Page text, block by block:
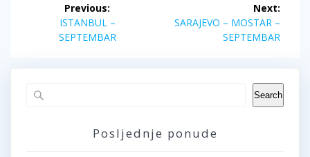
navigation
Previous:
Previous
post:
ISTANBUL –
SEPTEMBAR
Next:
Next
SARAJEVO – MOSTAR –
SEPTEMBAR
Search
Posljednje ponude